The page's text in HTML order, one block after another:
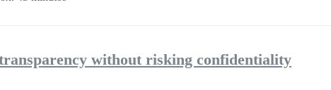
without risking confidentiality